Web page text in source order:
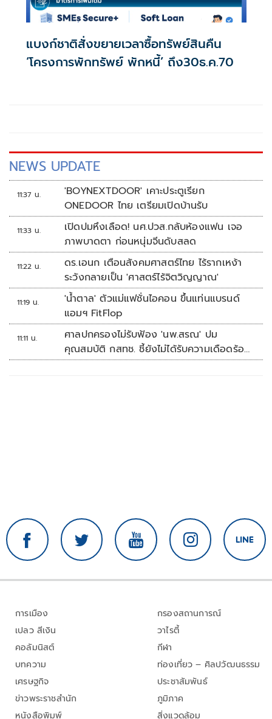
แบงก์ชาติสั่งขยายเวลาซื้อทรัพย์สินคืน
‘โครงการพักทรัพย์ พักหนี้’ ถึง30ธ.ค.70
NEWS UPDATE
11:37 น.
'BOYNEXTDOOR' เคาะประตูเรียก
ONEDOOR ไทย เตรียมเปิดบ้านรับ
11:33 น.
เปิดปมหึงเลือด! นศ.ปวส.กลับห้องแฟน เจอ
ภาพบาดตา ก่อนหนุ่มจีนดับสลด
11:22 น.
ดร.เอนก เตือนสังคมศาสตร์ไทย ไร้รากเหง้า
ระวังกลายเป็น 'ศาสตร์ไร้จิตวิญญาณ'
11:19 น.
'น้ำตาล' ตัวแม่แฟชั่นไอคอน ขึ้นแท่นแบรนด์
แอมฯ FitFlop
11:11 น.
ศาลปกครองไม่รับฟ้อง 'นพ.สรณ' ปม
คุณสมบัติ กสทช. ชี้ยังไม่ได้รับความเดือดร้อน
เสียหาย
การเมือง
เปลว สีเงิน
คอลัมนิสต์
บทความ
เศรษฐกิจ
ข่าวพระราชสำนัก
หนังสือพิมพ์
กรองสถานการณ์
วาไรตี้
กีฬา
ท่องเที่ยว – ศิลปวัฒนธรรม
ประชาสัมพันธ์
ภูมิภาค
สิ่งแวดล้อม